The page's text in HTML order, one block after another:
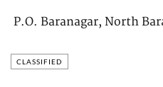
P.O. Baranagar, North
CLASSIFIED